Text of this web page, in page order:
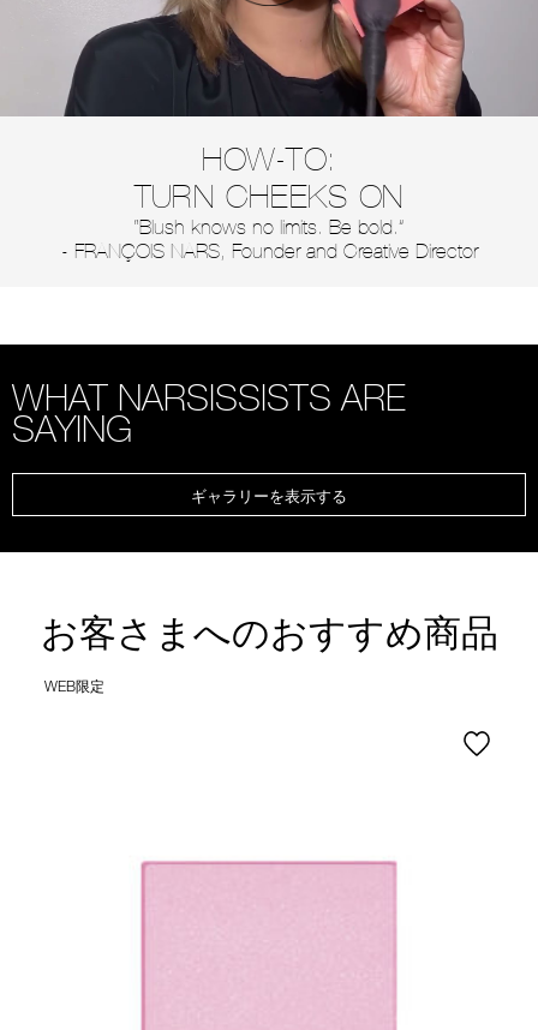
HOW-TO:
TURN CHEEKS ON
“Blush knows no limits. Be bold.”
- FRANÇOIS NARS, Founder and Creative Director
WHAT NARSISSISTS ARE
SAYING
ギャラリーを表示する
お客さまへのおすすめ商品
WEB限定